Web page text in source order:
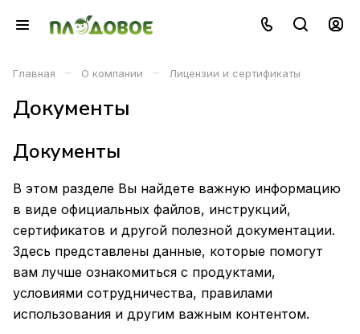
Главная – О компании – Лицензии и сертификаты
Документы
Документы
В этом разделе Вы найдете важную информацию
в виде официальных файлов, инструкций,
сертификатов и другой полезной документации.
Здесь представлены данные, которые помогут
вам лучше ознакомиться с продуктами,
условиями сотрудничества, правилами
использования и другим важным контентом.